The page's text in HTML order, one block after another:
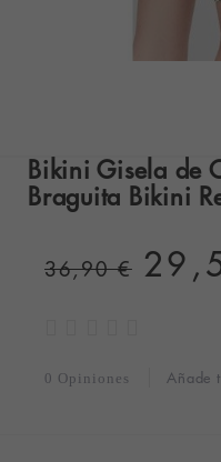
Bikini Gisela de
Braguita Bikini
36,90 €
0 Opiniones Añade